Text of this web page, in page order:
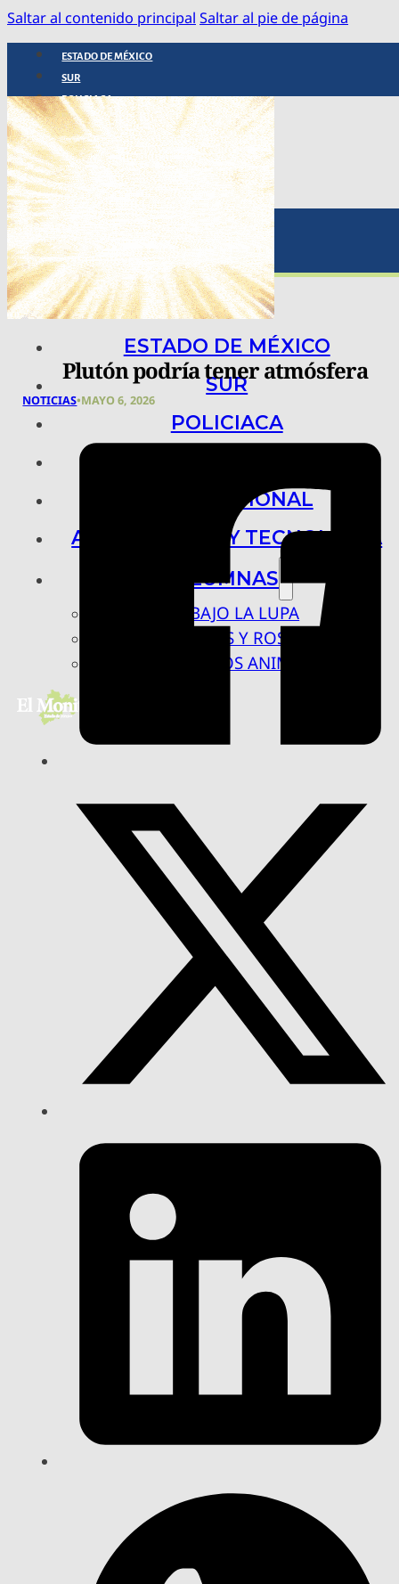
Saltar al contenido principal Saltar al pie de página
ESTADO DE MÉXICO
SUR
POLICIACA
NACIONAL
INTERNACIONAL
ARTE, CIENCIA Y TECNOLOGÍA
COLUMNAS
BAJO LA LUPA
RASTROS Y ROSTROS
VÍNCULOS ANIMALES
ESTADO DE MÉXICO
SUR
POLICIACA
INTERNACIONAL
ARTE, CIENCIA Y TECNOLOGÍA
COLUMNAS
BAJO LA LUPA
RASTROS Y ROSTROS
VÍNCULOS ANIMALES
Plutón podría tener atmósfera
NOTICIAS•MAYO 6, 2026